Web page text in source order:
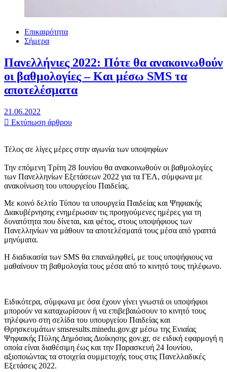
Επικαιρότητα
Σήμερα
Πανελλήνιες 2022: Πότε θα ανακοινωθούν
οι βαθμολογίες – Και μέσω SMS τα
αποτελέσματα
21.06.2022
Εκτύπωση άρθρου
Τέλος σε λίγες μέρες στην αγωνία των υποψηφίων
Την επόμενη Τρίτη 28 Ιουνίου θα ανακοινωθούν οι βαθμολογίες
των Πανελληνίων Εξετάσεων 2022 για τα ΓΕΛ, σύμφωνα με
ανακοίνωση του υπουργείου Παιδείας.
Με κοινό δελτίο Τύπου τα υπουργεία Παιδείας και Ψηφιακής
Διακυβέρνησης ενημέρωσαν τις προηγούμενες ημέρες για τη
δυνατότητα που δίνεται, και φέτος, στους υποψήφιους των
Πανελληνίων να μάθουν τα αποτελέσματά τους μέσα από γραπτά
μηνύματα.
Η διαδικασία των SMS θα επαναληφθεί, με τους υποψήφιους να
μαθαίνουν τη βαθμολογία τους μέσα από το κινητό τους τηλέφωνο.
Ειδικότερα, σύμφωνα με όσα έχουν γίνει γνωστά οι υποψήφιοι
μπορούν να καταχωρίσουν ή να επιβεβαιώσουν το κινητό τους
τηλέφωνο στη σελίδα του υπουργείου Παιδείας και
Θρησκευμάτων smsresults.minedu.gov.gr μέσω της Ενιαίας
Ψηφιακής Πύλης Δημόσιας Διοίκησης gov.gr, σε ειδική εφαρμογή η
οποία είναι διαθέσιμη έως και την Παρασκευή 24 Ιουνίου,
αξιοποιώντας τα στοιχεία συμμετοχής τους στις Πανελλαδικές
Εξετάσεις 2022.